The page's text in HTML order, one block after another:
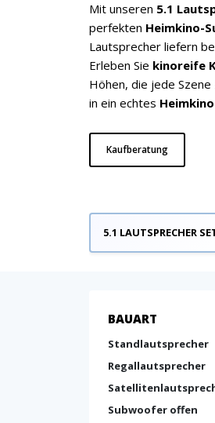
Mit unseren 5.1
perfekten Heimkino-
Lautsprecher liefern
Erleben Sie kinoreife
Höhen, die jede
in ein echtes Heimkino
Kaufberatung
5.1 LAUTSPRECHER
BAUART
Standlautsprecher
Regallautsprecher
Subwoofer offen